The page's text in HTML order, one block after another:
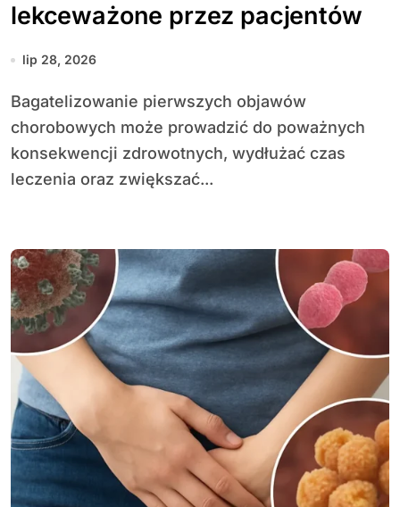
lekceważone przez pacjentów
lip 28, 2026
Bagatelizowanie pierwszych objawów
chorobowych może prowadzić do poważnych
konsekwencji zdrowotnych, wydłużać czas
leczenia oraz zwiększać...